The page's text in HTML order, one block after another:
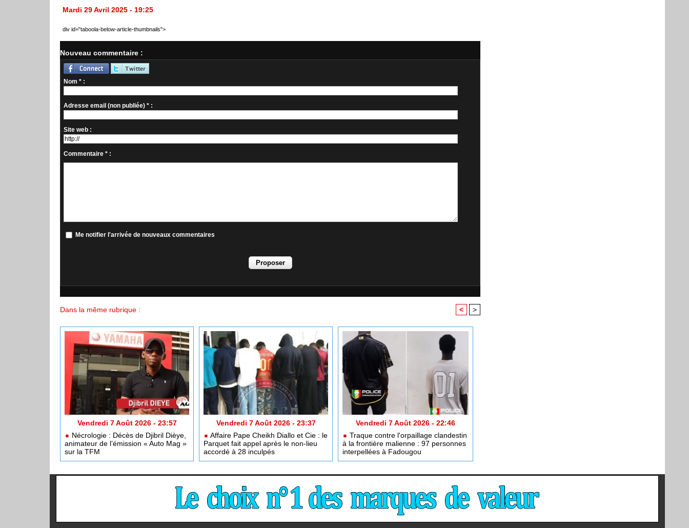
Mardi 29 Avril 2025 - 19:25
div id="taboola-below-article-thumbnails">
Nouveau commentaire :
Nom * :
Adresse email (non publiée) * :
Site web :
Commentaire * :
Me notifier l'arrivée de nouveaux commentaires
Dans la même rubrique : < >
Vendredi 7 Août 2026 - 23:57
Nécrologie : Décès de Djibril Dièye,
animateur de l’émission « Auto Mag »
sur la TFM
Vendredi 7 Août 2026 - 23:37
Affaire Pape Cheikh Diallo et Cie : le
Parquet fait appel après le non-lieu
accordé à 28 inculpés
Vendredi 7 Août 2026 - 22:46
Traque contre l'orpaillage clandestin
à la frontière malienne : 97 personnes
interpellées à Fadougou